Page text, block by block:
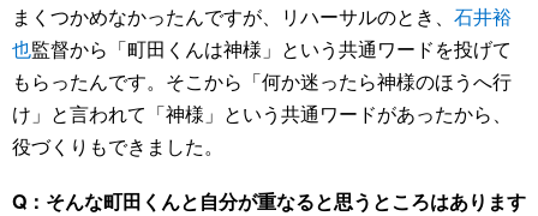
まくつかめなかったんですが、リハーサルのとき、 石井裕
也監督から「町田くんは神様」という共通ワードを投げて
もらったんです。そこから「何か迷ったら神様のほうへ行
け」と言われて「神様」という共通ワードがあったから、
役づくりもできました。
Q：そんな町田くんと自分が重なると思うところはあります